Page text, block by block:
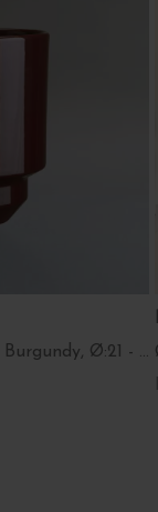
Hoff Glaseret potte, Deep Burgundy, Ø:21 - hent selv